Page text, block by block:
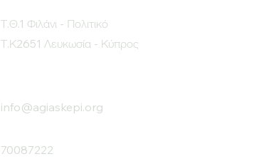
Τ.Θ.1 Φιλάνι - Πολιτικό
Τ.Κ2651 Λευκωσία - Κύπρος
info@agiaskepi.org
70087222